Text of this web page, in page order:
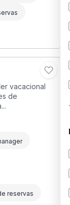
vacacional
de
reservas